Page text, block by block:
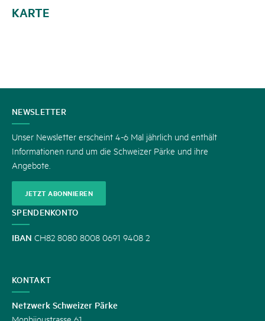
KARTE
KONTAKT
NEWSLETTER
Unser Newsletter erscheint 4-6 Mal jährlich und enthält
Informationen rund um die Schweizer Pärke und ihre
Angebote.
JETZT ABONNIEREN
SPENDENKONTO
IBAN CH82 8080 8008 0691 9408 2
KONTAKT
Netzwerk Schweizer Pärke